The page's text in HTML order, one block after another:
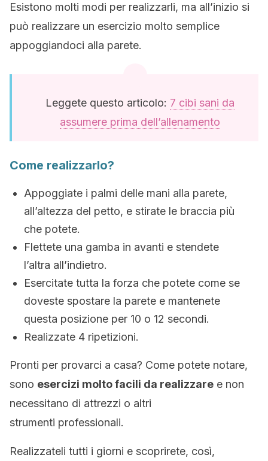
Esistono molti modi per realizzarli, ma all’inizio si
può realizzare un esercizio molto semplice
appoggiandoci alla parete.
Leggete questo articolo: 7 cibi sani da
assumere prima dell’allenamento
Come realizzarlo?
Appoggiate i palmi delle mani alla parete,
all’altezza del petto, e stirate le braccia più
che potete.
Flettete una gamba in avanti e stendete
l’altra all’indietro.
Esercitate tutta la forza che potete come se
doveste spostare la parete e mantenete
questa posizione per 10 o 12 secondi.
Realizzate 4 ripetizioni.
Pronti per provarci a casa? Come potete notare,
sono esercizi molto facili da realizzare e non
necessitano di attrezzi o altri
strumenti professionali.
Realizzateli tutti i giorni e scoprirete, così,